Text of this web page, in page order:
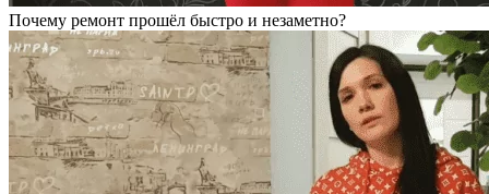
Почему ремонт прошёл быстро и незаметно?